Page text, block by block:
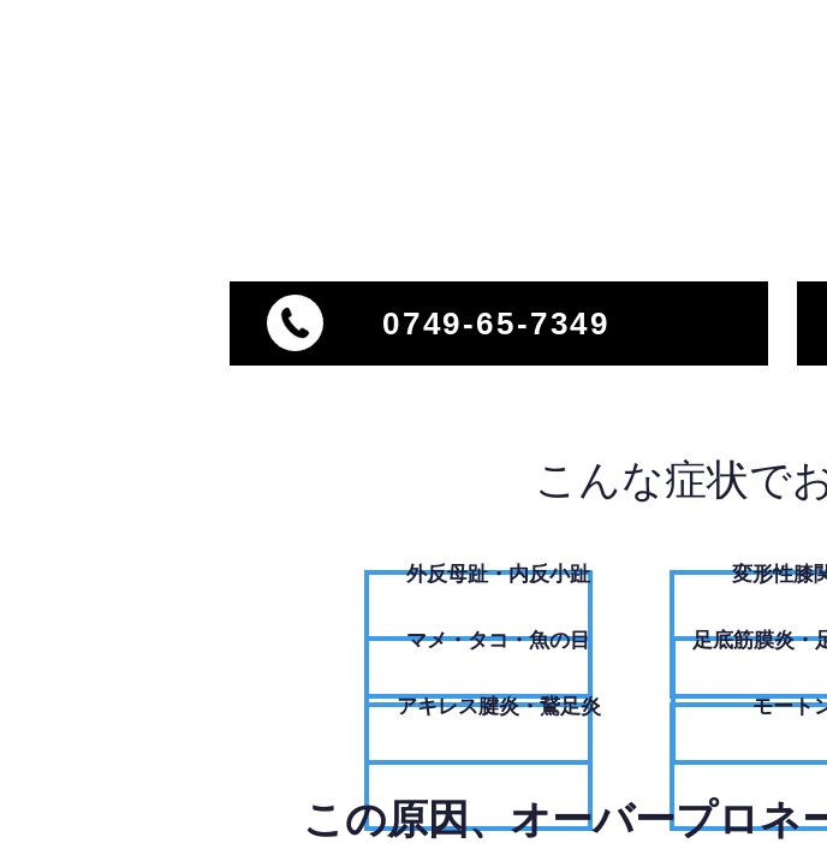
0749-65-7349
こんな症状で
外反母趾・内反小趾
​マメ・タコ・魚の目
アキレス腱炎・鵞足炎
変形性膝
足底筋膜炎・
モート
この原因、オーバープロネ